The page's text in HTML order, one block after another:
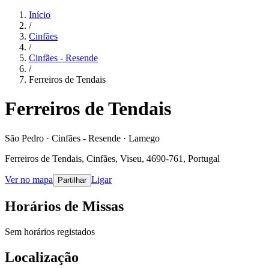
Início
/
Cinfães
/
Cinfães - Resende
/
Ferreiros de Tendais
Ferreiros de Tendais
São Pedro · Cinfães - Resende · Lamego
Ferreiros de Tendais, Cinfães, Viseu, 4690-761, Portugal
Ver no mapa Partilhar Ligar
Horários de Missas
Sem horários registados
Localização